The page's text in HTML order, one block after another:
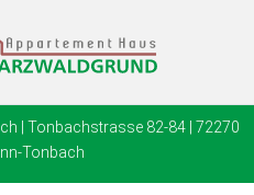
| Tonbachstrasse 82-84 | 72270
Tonbach